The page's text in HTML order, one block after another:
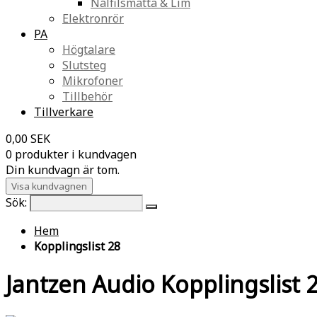
Elektronrör
PA
Högtalare
Slutsteg
Mikrofoner
Tillbehör
Tillverkare
0,00 SEK
0 produkter i kundvagen
Din kundvagn är tom.
Visa kundvagnen
Sök:
Hem
Kopplingslist 28
Jantzen Audio Kopplingslist